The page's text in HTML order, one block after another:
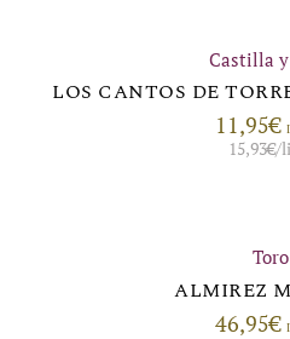
Castilla
LOS CANTOS DE
11,95€
15,93€/
Toro
ALMIREZ
46,95€